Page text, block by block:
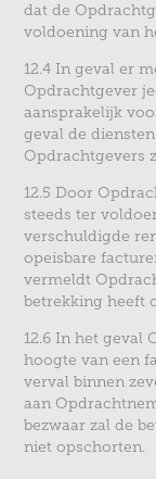
dat de
voldoening van
12.4 In geval er
Opdrachtgever
aansprakelijk
geval de
Opdrachtgevers
12.5 Door
steeds ter
verschuldigde
opeisbare
vermeldt
betrekking heeft
12.6 In het geval
hoogte van een
verval binnen
aan
bezwaar zal de
niet opschorten.